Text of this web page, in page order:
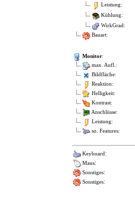
Leistung:
Kühlung:
WirkGrad:
Bauart:
Monitor:
max. Aufl.:
Bildfläche:
Reaktion:
Helligkeit:
Kontrast:
Anschlüsse:
Leistung:
so. Features:
Keyboard:
Maus:
Sonstiges:
Sonstiges: